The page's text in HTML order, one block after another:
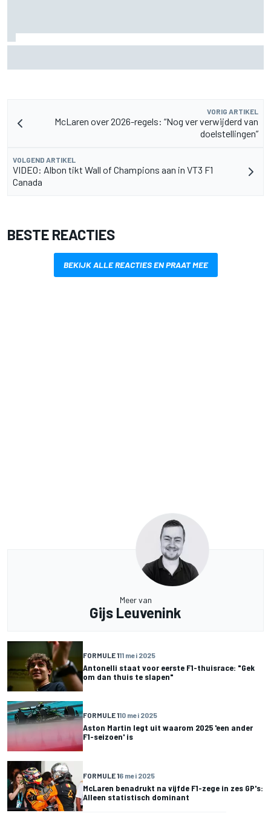
VORIG ARTIKEL
McLaren over 2026-regels: “Nog ver verwijderd van
doelstellingen”
VOLGEND ARTIKEL
VIDEO: Albon tikt Wall of Champions aan in VT3 F1
Canada
BESTE REACTIES
BEKIJK ALLE REACTIES EN PRAAT MEE
Meer van
Gijs Leuvenink
FORMULE 111 mei 2025
Antonelli staat voor eerste F1-thuisrace: "Gek
om dan thuis te slapen"
FORMULE 110 mei 2025
Aston Martin legt uit waarom 2025 'een ander
F1-seizoen' is
FORMULE 16 mei 2025
McLaren benadrukt na vijfde F1-zege in zes GP's:
Alleen statistisch dominant